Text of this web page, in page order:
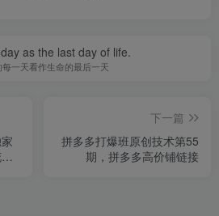
as the last day of life.
一天看作生命的最后一天
下一篇
拼多多打爆班原创技术第55
期，拼多多高价铺链接